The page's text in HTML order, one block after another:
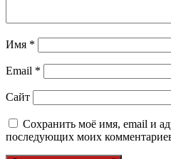
Имя *
Email *
Сайт
Сохранить моё имя, email и
последующих моих